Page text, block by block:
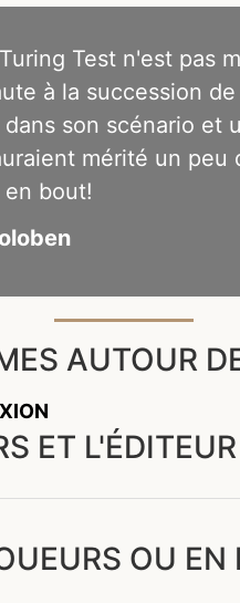
Test n'est pas
à la succession
son scénario et
mérité un peu
bout!
AUTOUR
ET
OU